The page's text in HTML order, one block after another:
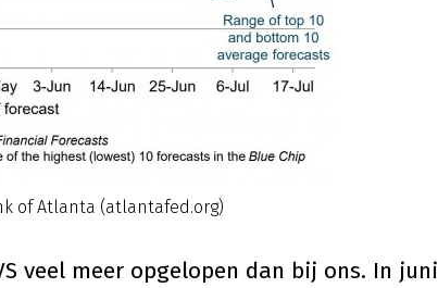
of Atlanta (atlantafed.org)
veel meer opgelopen dan bij ons. In juni